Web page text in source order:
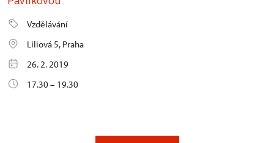
Vzdělávání
Liliová 5, Praha
26. 2. 2019
17.30 – 19.30